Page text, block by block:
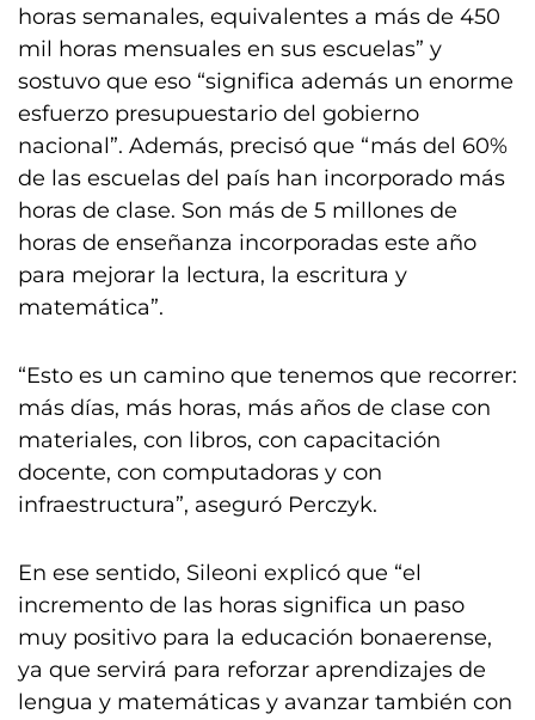
horas semanales, equivalentes a más de 450
mil horas mensuales en sus escuelas” y
sostuvo que eso “significa además un enorme
esfuerzo presupuestario del gobierno
nacional”. Además, precisó que “más del 60%
de las escuelas del país han incorporado más
horas de clase. Son más de 5 millones de
horas de enseñanza incorporadas este año
para mejorar la lectura, la escritura y
matemática”.
“Esto es un camino que tenemos que recorrer:
más días, más horas, más años de clase con
materiales, con libros, con capacitación
docente, con computadoras y con
infraestructura”, aseguró Perczyk.
En ese sentido, Sileoni explicó que “el
incremento de las horas significa un paso
muy positivo para la educación bonaerense,
ya que servirá para reforzar aprendizajes de
lengua y matemáticas y avanzar también con